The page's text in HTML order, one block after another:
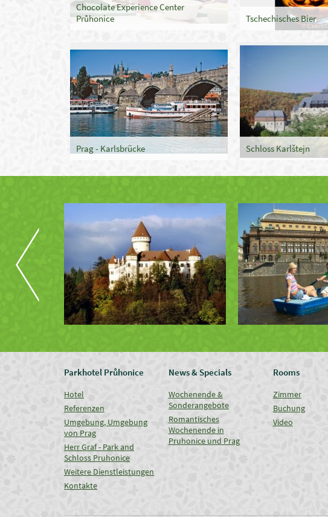
Chocolate Experience Center
Průhonice
Tschechisches Bier
Prag - Karlsbrücke Schloss Karlštejn
Parkhotel Průhonice
Hotel
Referenzen
Umgebung, Umgebung
von Prag
Herr Graf - Park and
Schloss Pruhonice
Weitere Dienstleistungen
Kontakte
News & Specials
Wochenende &
Sonderangebote
Romantisches
Wochenende in
Pruhonice und Prag
Rooms
Zimmer
Buchung
Video